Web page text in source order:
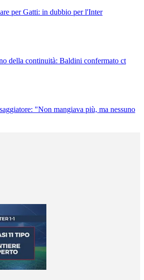
per Gatti: in dubbio per l'Inter
della continuità: Baldini confermato ct
"Non mangiava più, ma nessuno